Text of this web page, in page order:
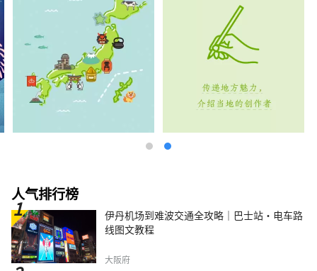
人气排行榜
伊丹机场到难波交通全攻略｜巴士站・电车路
线图文教程
大阪府